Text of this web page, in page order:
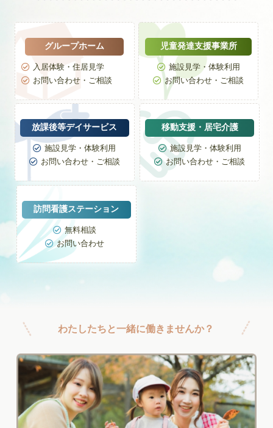
グループホーム
 入居体験・住居見学
 お問い合わせ・ご相談
児童発達支援事業所
 施設見学・体験利用
 お問い合わせ・ご相談
放課後等デイサービス
 施設見学・体験利用
 お問い合わせ・ご相談
移動支援・居宅介護
 施設見学・体験利用
 お問い合わせ・ご相談
訪問看護ステーション
 無料相談
 お問い合わせ
わたしたちと一緒に働きませんか？